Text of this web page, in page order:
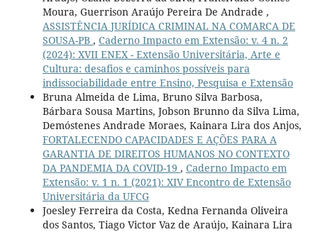
Moura, Guerrison Araújo Pereira De Andrade ,
ASSISTÊNCIA JURÍDICA CRIMINAL NA COMARCA DE
SOUSA-PB , Caderno Impacto em Extensão: v. 4 n. 2
(2024): XVII ENEX - Extensão Universitária, Arte e
Cultura: desafios e caminhos possíveis para
indissociabilidade entre Ensino, Pesquisa e Extensão
Bruna Almeida de Lima, Bruno Silva Barbosa,
Bárbara Sousa Martins, Jobson Brunno da Silva Lima,
Demóstenes Andrade Moraes, Kainara Lira dos Anjos,
FORTALECENDO CAPACIDADES E AÇÕES PARA A
GARANTIA DE DIREITOS HUMANOS NO CONTEXTO
DA PANDEMIA DA COVID-19 , Caderno Impacto em
Extensão: v. 1 n. 1 (2021): XIV Encontro de Extensão
Universitária da UFCG
Joesley Ferreira da Costa, Kedna Fernanda Oliveira
dos Santos, Tiago Victor Vaz de Araújo, Kainara Lira